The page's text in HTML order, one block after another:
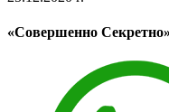
«Совершенно